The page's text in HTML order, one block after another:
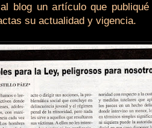
blog un artículo que
su actualidad y vigencia.